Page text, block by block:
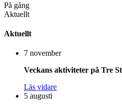
På gång
Aktuellt
Aktuellt
7 november
Veckans aktiviteter på Tre
Läs vidare
5 augusti